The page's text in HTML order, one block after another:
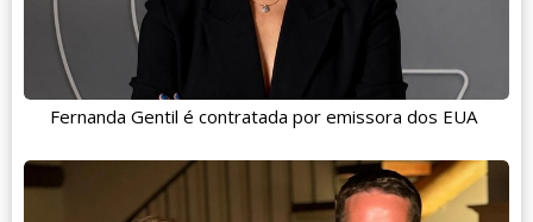
Fernanda Gentil é contratada por emissora dos EUA